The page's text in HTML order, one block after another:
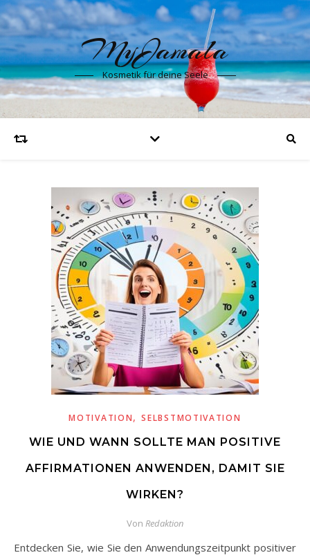
MyJamala
Kosmetik für deine Seele
MOTIVATION,SELBSTMOTIVATION
WIE UND WANN SOLLTE MAN POSITIVE
AFFIRMATIONEN ANWENDEN, DAMIT SIE
WIRKEN?
Von Redaktion
Entdecken Sie, wie Sie den Anwendungszeitpunkt positiver